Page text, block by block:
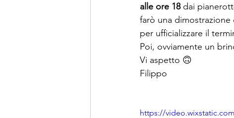
alle ore 18 dai
farò una
per ufficializzare il
Poi, ovviamente un
Vi aspetto 🙃
Filippo
https://